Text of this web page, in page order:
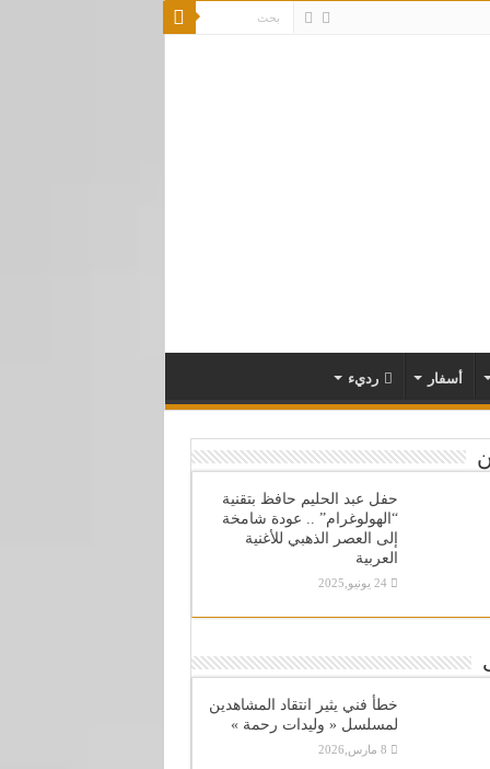
أسفار رديء
حفل عبد الحليم حافظ بتقنية
“الهولوغرام” .. عودة شامخة
إلى العصر الذهبي للأغنية
العربية
24 يونيو,2025
خطأ فني يثير انتقاد المشاهدين
لمسلسل « وليدات رحمة »
8 مارس,2026